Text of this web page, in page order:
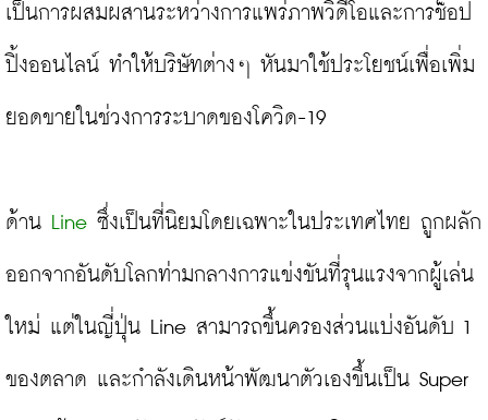
เป็นการผสมผสานระหว่างการแพร่ภาพวิดีโอและการช็อป
ปิ้งออนไลน์ ทำให้บริษัทต่างๆ หันมาใช้ประโยชน์เพื่อเพิ่ม
ยอดขายในช่วงการระบาดของโควิด-19
ด้าน Line ซึ่งเป็นที่นิยมโดยเฉพาะในประเทศไทย ถูกผลัก
ออกจากอันดับโลกท่ามกลางการแข่งขันที่รุนแรงจากผู้เล่น
ใหม่ แต่ในญี่ปุ่น Line สามารถขึ้นครองส่วนแบ่งอันดับ 1
ของตลาด และกำลังเดินหน้าพัฒนาตัวเองขึ้นเป็น Super